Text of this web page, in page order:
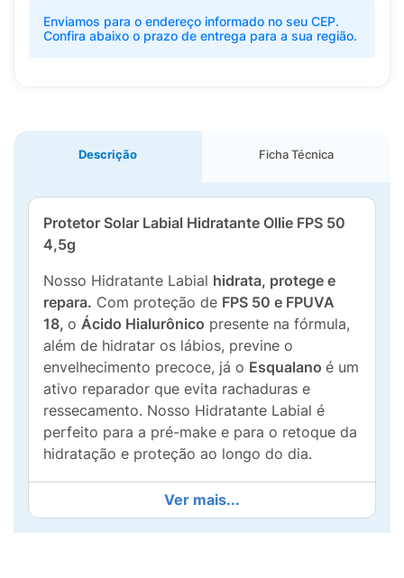
Enviamos para o endereço informado no seu CEP.
Confira abaixo o prazo de entrega para a sua região.
Descrição Ficha Técnica
Protetor Solar Labial Hidratante Ollie FPS 50
4,5g
Nosso Hidratante Labial hidrata, protege e
repara. Com proteção de FPS 50 e FPUVA
18, o Ácido Hialurônico presente na fórmula,
além de hidratar os lábios, previne o
envelhecimento precoce, já o Esqualano é um
ativo reparador que evita rachaduras e
ressecamento. Nosso Hidratante Labial é
perfeito para a pré-make e para o retoque da
hidratação e proteção ao longo do dia.
Ver mais...